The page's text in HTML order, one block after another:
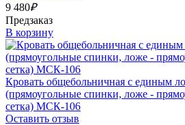
9 480₽
Предзаказ
В корзину
Кровать общебольничная с единым
(прямоугольные спинки, ложе -
сетка) МСК-106
Оставить отзыв